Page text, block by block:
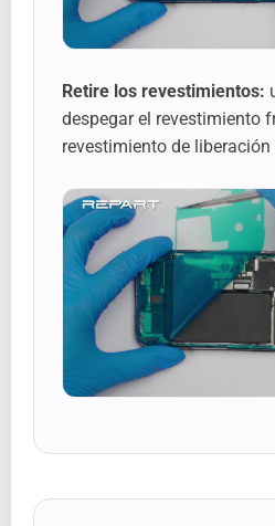
Retire los revestimientos:
despegar el revestimiento
revestimiento de